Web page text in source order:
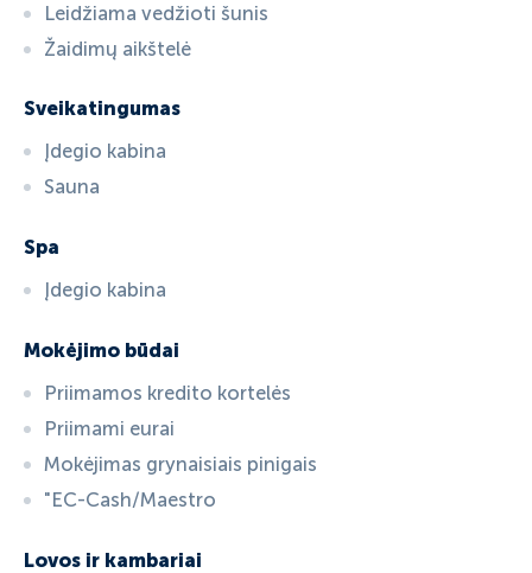
Leidžiama vedžioti šunis
Žaidimų aikštelė
Sveikatingumas
Įdegio kabina
Sauna
Spa
Įdegio kabina
Mokėjimo būdai
Priimamos kredito kortelės
Priimami eurai
Mokėjimas grynaisiais pinigais
"EC-Cash/Maestro
Lovos ir kambariai